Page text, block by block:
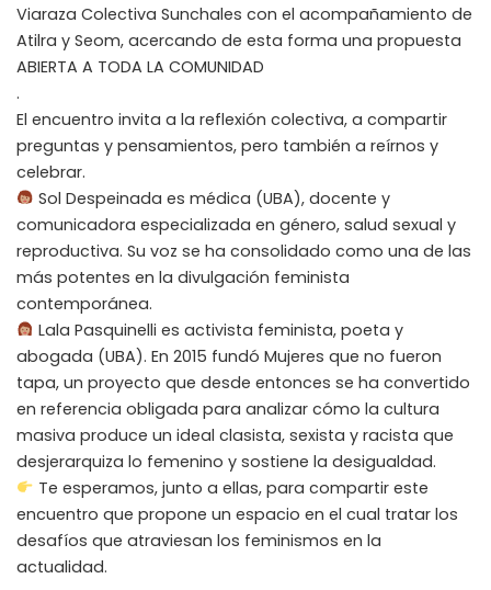
Viaraza Colectiva Sunchales con el acompañamiento de
Atilra y Seom, acercando de esta forma una propuesta
ABIERTA A TODA LA COMUNIDAD
.
El encuentro invita a la reflexión colectiva, a compartir
preguntas y pensamientos, pero también a reírnos y
celebrar.
Sol Despeinada es médica (UBA), docente y
comunicadora especializada en género, salud sexual y
reproductiva. Su voz se ha consolidado como una de las
más potentes en la divulgación feminista
contemporánea.
Lala Pasquinelli es activista feminista, poeta y
abogada (UBA). En 2015 fundó Mujeres que no fueron
tapa, un proyecto que desde entonces se ha convertido
en referencia obligada para analizar cómo la cultura
masiva produce un ideal clasista, sexista y racista que
desjerarquiza lo femenino y sostiene la desigualdad.
Te esperamos, junto a ellas, para compartir este
encuentro que propone un espacio en el cual tratar los
desafíos que atraviesan los feminismos en la
actualidad.